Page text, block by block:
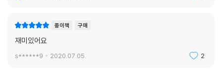
종이책 구매
재미있어요
s******9 2020.07.05. 2